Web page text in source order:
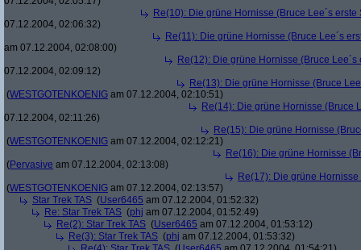
Re(10): Die grüne Hornisse (Bruce Lee´s erste
07.12.2004, 02:06:32)
Re(11): Die grüne Hornisse (Bruce Lee´s
am 07.12.2004, 02:08:00)
Re(12): Die grüne Hornisse (Bruce
07.12.2004, 02:09:12)
Re(13): Die grüne Hornisse (Bruce
(WESTGOTENKOENIG am 07.12.2004, 02:10:51)
Re(14): Die grüne Hornisse (Bruce
07.12.2004, 02:11:26)
Re(15): Die grüne Hornisse
(WESTGOTENKOENIG am 07.12.2004, 02:12:21)
Re(16): Die grüne Hornisse
(Pervasive am 07.12.2004, 02:13:08)
Re(17): Die grüne
(WESTGOTENKOENIG am 07.12.2004, 02:13:57)
Star Trek TAS (User6465 am 07.12.2004, 01:52:32)
Re: Star Trek TAS (phj am 07.12.2004, 01:52:49)
Re(2): Star Trek TAS (User6465 am 07.12.2004, 01:53:12)
Re(3): Star Trek TAS (phj am 07.12.2004, 01:53:32)